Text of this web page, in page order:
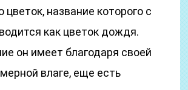
цветок, название которого с
как цветок дождя.
он имеет благодаря своей
влаге, еще есть